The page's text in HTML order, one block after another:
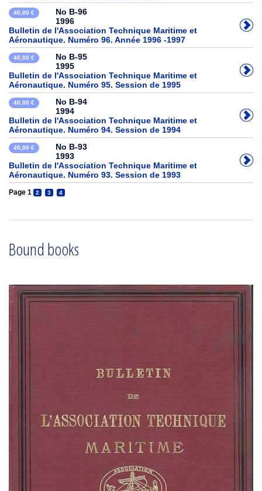
40,00 €
No B-96
1996
Bulletin de l'Association Technique Maritime et
Aéronautique. Numéro 96. Année 1996 -1997
40,00 €
No B-95
1995
Bulletin de l'Association Technique Maritime et
Aéronautique. Numéro 95. Session de 1995
40,00 €
No B-94
1994
Bulletin de l'Association Technique Maritime et
Aéronautique. Numéro 94. Session de 1994
40,00 €
No B-93
1993
Bulletin de l'Association Technique Maritime et
Aéronautique. Numéro 93. Session de 1993
Page 1 2 3 4
Bound books